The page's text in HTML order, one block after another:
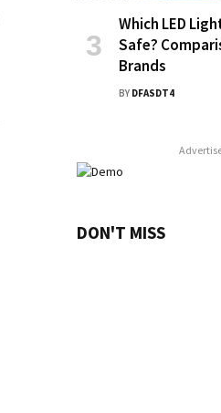
Which LED
Safe?
Brands
BY DFASDT4
DON'T MISS